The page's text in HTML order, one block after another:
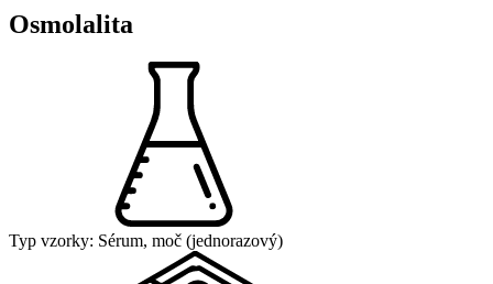
Osmolalita
Typ vzorky: Sérum, moč (jednorazový)